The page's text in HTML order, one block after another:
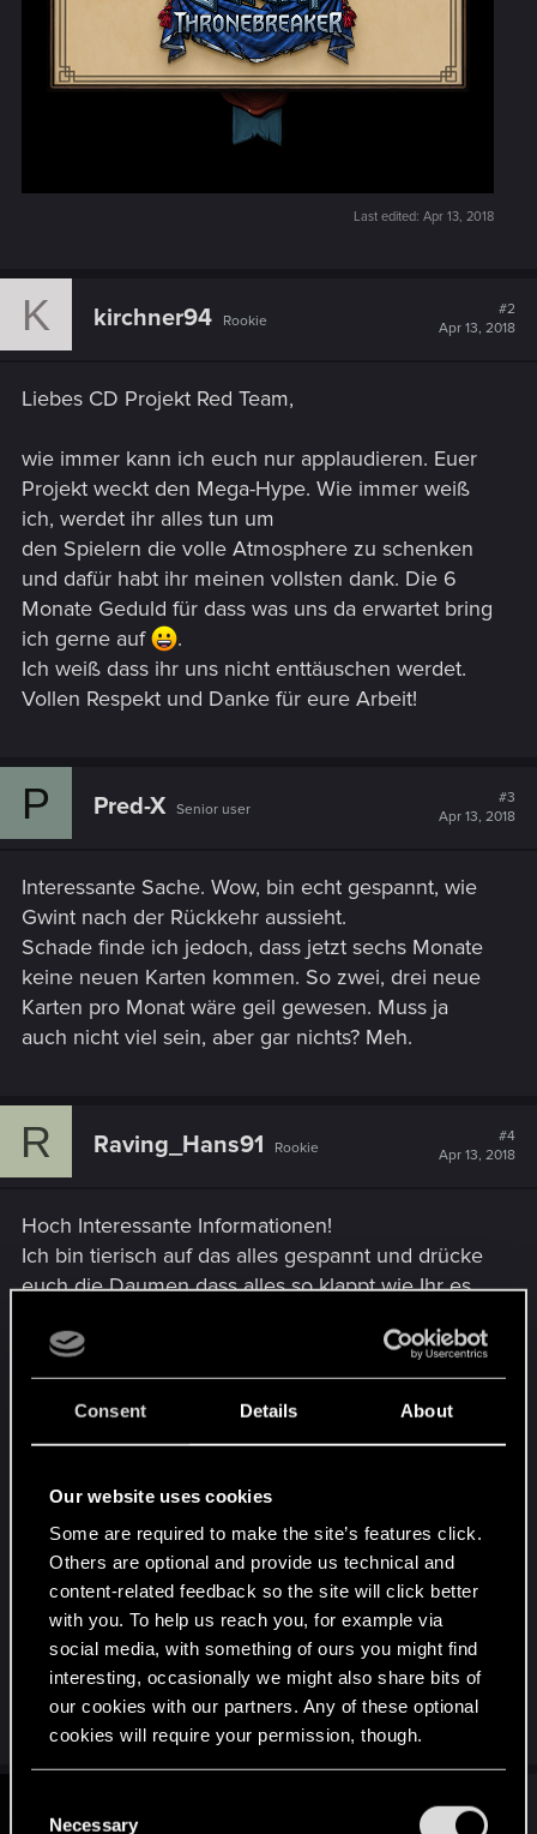
Consent Details About
Our website uses cookies
Some are required to make the site’s features click.
Others are optional and provide us technical and
content-related feedback so the site will click better
with you. To help us reach you, for example via
social media, with something of ours you might find
interesting, occasionally we might also share bits of
our cookies with our partners. Any of these optional
cookies will require your permission, though.
and tweak your preferences regarding them in the
Necessary
Last edited: Apr 13, 2018
K kirchner94 Rookie
#2
Apr 13, 2018
Liebes CD Projekt Red Team,
wie immer kann ich euch nur applaudieren. Euer
Projekt weckt den Mega-Hype. Wie immer weiß
ich, werdet ihr alles tun um
den Spielern die volle Atmosphere zu schenken
und dafür habt ihr meinen vollsten dank. Die 6
Monate Geduld für dass was uns da erwartet bring
ich gerne auf
.
Ich weiß dass ihr uns nicht enttäuschen werdet.
Vollen Respekt und Danke für eure Arbeit!
P Pred-X Senior user
#3
Apr 13, 2018
Interessante Sache. Wow, bin echt gespannt, wie
Gwint nach der Rückkehr aussieht.
Schade finde ich jedoch, dass jetzt sechs Monate
keine neuen Karten kommen. So zwei, drei neue
Karten pro Monat wäre geil gewesen. Muss ja
auch nicht viel sein, aber gar nichts? Meh.
R Raving_Hans91 Rookie
#4
Apr 13, 2018
Hoch Interessante Informationen!
Ich bin tierisch auf das alles gespannt und drücke
euch die Daumen dass alles so klappt wie Ihr es
Ich habe vollstes Vertrauen in das gesamte Team
von CD Projekt Red. Ihr seid ein Publisher von
dem sich alle anderen etwas abschneiden sollten.
seid ihr das Flagschiff der modernen Gaming-
Industrie.
Immer weiter so, meinen Support habt ihr.
PS: Schon irgendwie Ironisch dass ausgerechnet
ein Publisher aus Polen der einzige ist der seine
Community nicht in Form von Lootboxen beklaut
puffi_cdp
Apr 13, 2018